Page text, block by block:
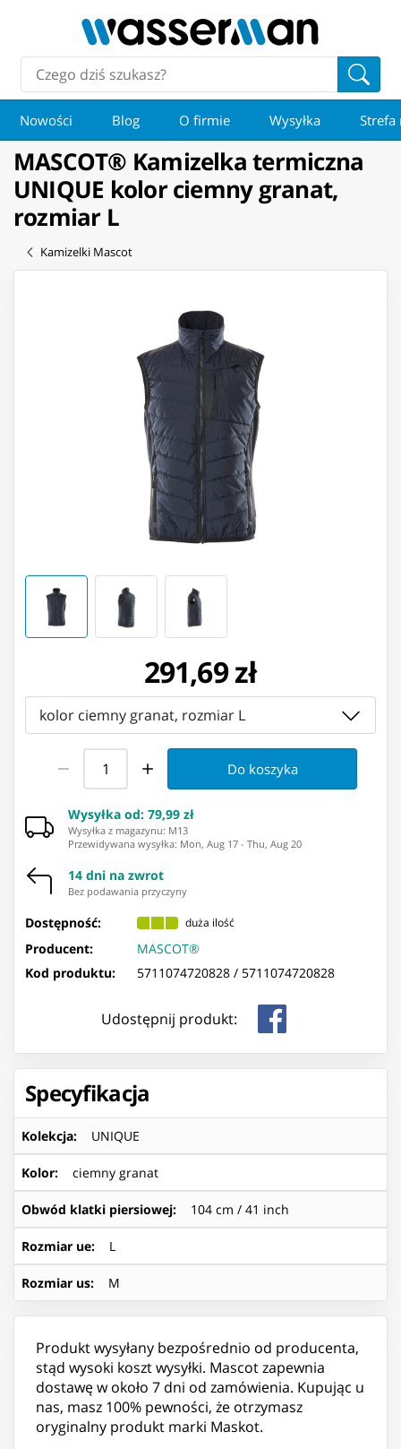
Nowości Blog O firmie Wysyłka Strefa
MASCOT® Kamizelka termiczna
UNIQUE kolor ciemny granat,
rozmiar L
Kamizelki Mascot
291,69 zł
kolor ciemny granat, rozmiar L
Do koszyka
Wysyłka od: 79,99 zł
Wysyłka z magazynu: ⁨M13⁩
Przewidywana wysyłka: Mon, Aug 17 - Thu, Aug 20
14 dni na zwrot
Bez podawania przyczyny
Dostępność: duża ilość
Producent:
MASCOT®
Kod produktu:
5711074720828 / 5711074720828
Udostępnij produkt:
Specyfikacja
Kolekcja: UNIQUE
Kolor: ciemny granat
Obwód klatki piersiowej: 104 cm / 41 inch
Rozmiar ue: L
Rozmiar us: M
Produkt wysyłany bezpośrednio od producenta,
stąd wysoki koszt wysyłki. Mascot zapewnia
dostawę w około 7 dni od zamówienia. Kupując u
nas, masz 100% pewności, że otrzymasz
oryginalny produkt marki Maskot.